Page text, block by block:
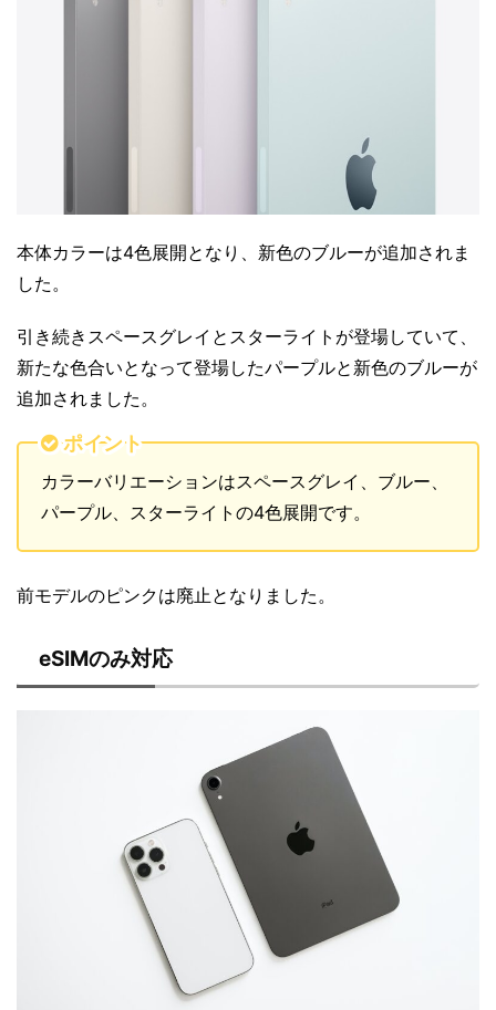
本体カラーは4色展開となり、新色のブルーが追加されま
した。
引き続きスペースグレイとスターライトが登場していて、
新たな色合いとなって登場したパープルと新色のブルーが
追加されました。
ポイント
カラーバリエーションはスペースグレイ、ブルー、
パープル、スターライトの4色展開です。
前モデルのピンクは廃止となりました。
eSIMのみ対応